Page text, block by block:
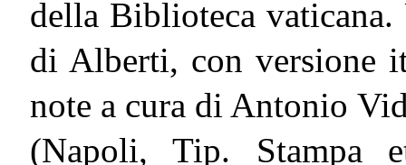
della Biblioteca
di Alberti, con versione
note a cura di Antonio
(Napoli, Tip. Stampa